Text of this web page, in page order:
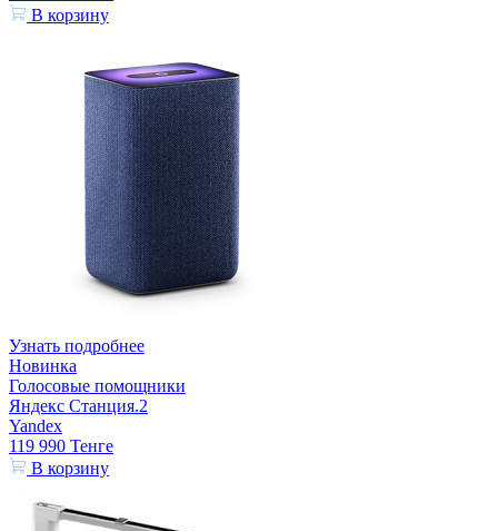
В корзину
Узнать подробнее
Новинка
Голосовые помощники
Яндекс Станция.2
Yandex
119 990 Тенге
В корзину